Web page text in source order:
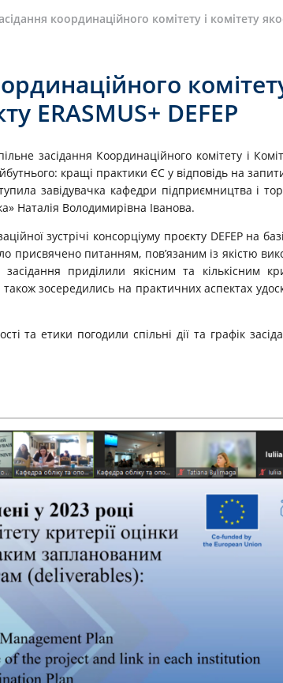
координаційного комітету і комітету
ERASMUS+ DEFEP
засідання Координаційного комітету і
кращі практики ЄС у відповідь на
завідувачка кафедри підприємництва і
Наталія Володимирівна Іванова.
зустрічі консорціуму проєкту DEFEP на
присвячено питанням, пов’язаним із якістю
приділили якісним та кількісним
зосередились на практичних аспектах
та етики погодили спільні дії та графік